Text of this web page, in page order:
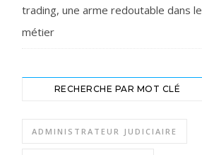
trading, une arme redoutable dans le
métier
RECHERCHE PAR MOT CLÉ
ADMINISTRATEUR JUDICIAIRE